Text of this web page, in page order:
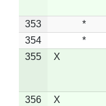
353 *
354
*
355
X
356 X